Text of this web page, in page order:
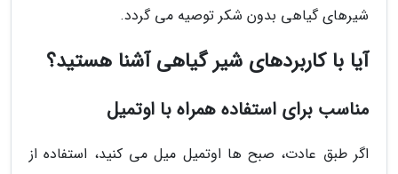
شیرهای گیاهی بدون شکر توصیه می گردد.
آیا با کاربردهای شیر گیاهی آشنا هستید؟
مناسب برای استفاده همراه با اوتمیل
اگر طبق عادت، صبح ها اوتمیل میل می کنید، استفاده از